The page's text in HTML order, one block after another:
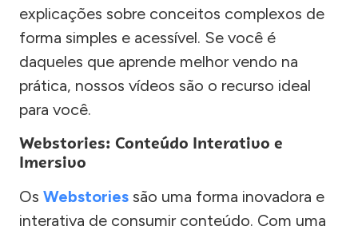
explicações sobre conceitos complexos de
forma simples e acessível. Se você é
daqueles que aprende melhor vendo na
prática, nossos vídeos são o recurso ideal
para você.
Webstories: Conteúdo Interativo e
Imersivo
Os Webstories são uma forma inovadora e
interativa de consumir conteúdo. Com uma